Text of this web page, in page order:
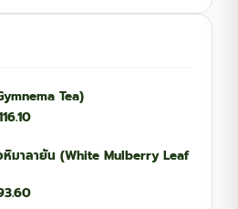
Tea)
Price
฿44.10
฿116.10
หิมาลายัน (White Mulberry Leaf
Price